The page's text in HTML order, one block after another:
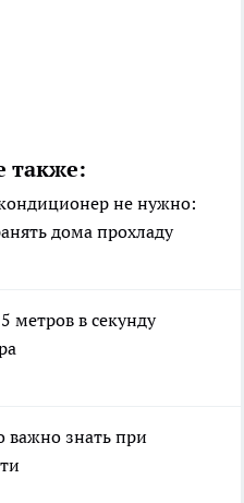
также:
не нужно:
дома прохладу
метров в секунду
знать при